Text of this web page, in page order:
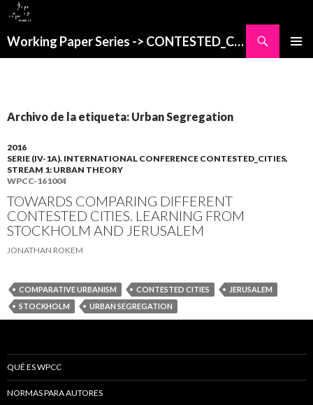
Working Paper Series -> CONTESTED_CITIES
Archivo de la etiqueta: Urban Segregation
2016
SERIE (IV-1A). INTERNATIONAL CONFERENCE CONTESTED_CITIES,
STREAM 1: URBAN THEORY
WPCC-161004
TOWARDS COMPARING DIFFERENT
CONTESTED CITIES. LEARNING FROM
STOCKHOLM AND JERUSALEM
JONATHAN ROKEM
COMPARATIVE URBANISM CONTESTED CITIES
JERUSALEM
STOCKHOLM
URBAN SEGREGATION
QUÉ ES WPCC
NORMAS PARA AUTORES